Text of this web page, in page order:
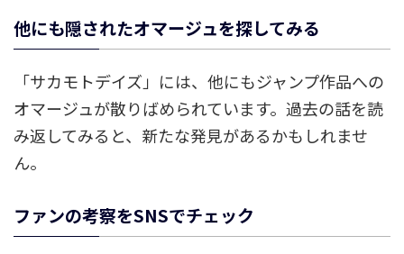
他にも隠されたオマージュを探してみる
「サカモトデイズ」には、他にもジャンプ作品への
オマージュが散りばめられています。過去の話を読
み返してみると、新たな発見があるかもしれませ
ん。
ファンの考察をSNSでチェック